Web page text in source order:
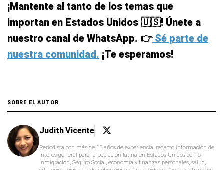
¡Mantente al tanto de los temas que
importan en Estados Unidos 🇺🇸! Únete a
nuestro canal de WhatsApp. 👉Sé parte de
nuestra comunidad. ¡Te esperamos!
SOBRE EL AUTOR
Judith Vicente
Periodista con más de 15 años de experiencia, redacto información de
interés general para la población latina en Estados Unidos como
inmigración, Seguro Social, economía y finanzas personales, salud,